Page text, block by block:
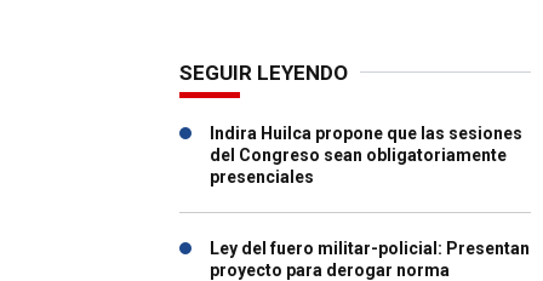
SEGUIR LEYENDO
Indira Huilca propone que las sesiones
del Congreso sean obligatoriamente
presenciales
Ley del fuero militar-policial: Presentan
proyecto para derogar norma